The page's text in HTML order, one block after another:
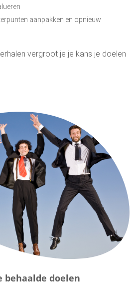
aanpakken en opnieuw
vergroot je je kans je doelen
behaalde doelen